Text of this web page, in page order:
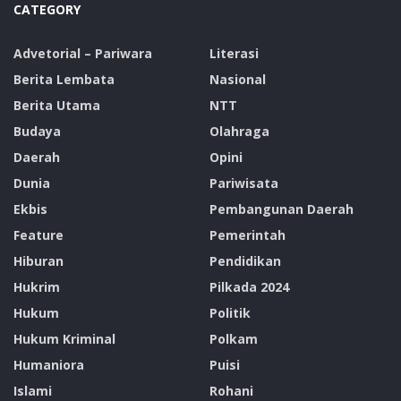
permasalahan vital ini.
Dari hasil temuan di lapangan, Wabup Nasir menyoroti
Ia menggarisbawahi bahwa sebenarnya pembangunan
fisik gedung sekolah dan sarana lainnya tidak
seharusnya ada temuan, karena pihak sekolah yang
langsung sebagai Panitia Pembangunan Satuan
Hal ini mestinya akan lebih baik dalam menjaga mutu
pekerjaan tapi kenyataannya, masih ditemukan
beberapa item pekerjaan yang tidak sesuai dengan
RAP, sehingga harus diperbaiki.
Ia kemudian juga mengajak masyarakat turut berperan
sebagai pengawas untuk kepentingan bersama.
CATEGORY
Advetorial – Pariwara
Berita Lembata
Berita Utama
Budaya
Daerah
Dunia
Ekbis
Feature
Hiburan
Hukrim
Hukum
Hukum Kriminal
Humaniora
Islami
Literasi
Nasional
NTT
Olahraga
Opini
Pariwisata
Pembangunan Daerah
Pemerintah
Pendidikan
Pilkada 2024
Politik
Polkam
Puisi
Rohani